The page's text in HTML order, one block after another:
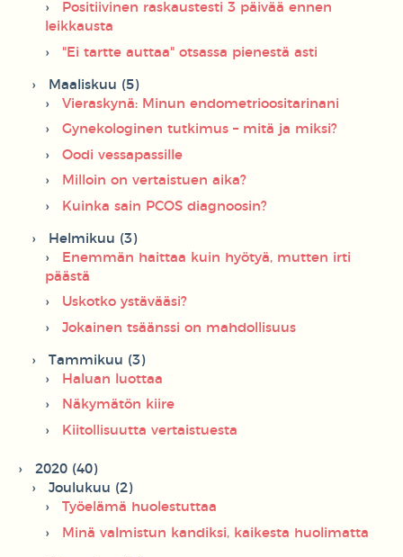
Positiivinen raskaustesti 3 päivää ennen
leikkausta
"Ei tartte auttaa" otsassa pienestä asti
Maaliskuu (5)
Vieraskynä: Minun endometrioositarinani
Gynekologinen tutkimus – mitä ja miksi?
Oodi vessapassille
Milloin on vertaistuen aika?
Kuinka sain PCOS diagnoosin?
Helmikuu (3)
Enemmän haittaa kuin hyötyä, mutten irti
päästä
Uskotko ystävääsi?
Jokainen tsäänssi on mahdollisuus
Tammikuu (3)
Haluan luottaa
Näkymätön kiire
Kiitollisuutta vertaistuesta
2020 (40)
Joulukuu (2)
Työelämä huolestuttaa
Minä valmistun kandiksi, kaikesta huolimatta